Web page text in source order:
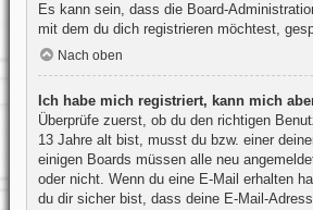
Es kann sein, dass die Board-
mit dem du dich registrieren möchtest,
Nach oben
Ich habe mich registriert, kann mich
Überprüfe zuerst, ob du den richtigen
13 Jahre alt bist, musst du bzw. einer
einigen Boards müssen alle neu
oder nicht. Wenn du eine E-Mail erhalten
du dir sicher bist, dass deine E-Mail-